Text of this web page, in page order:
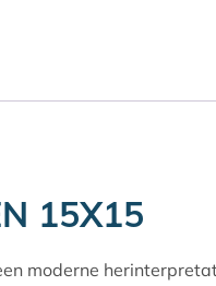
15X15
moderne